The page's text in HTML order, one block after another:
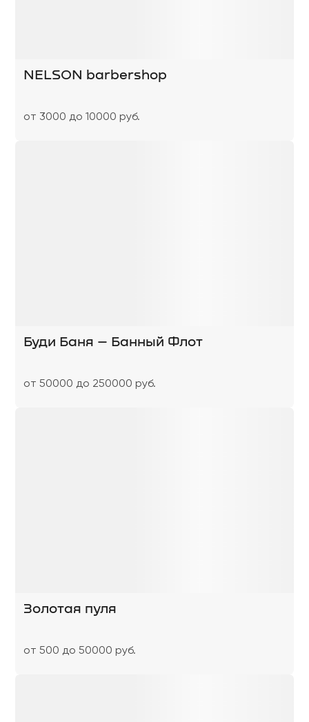
NELSON barbershop
от 3000 до 10000 руб.
Буди Баня – Банный Флот
от 50000 до 250000 руб.
Золотая пуля
от 500 до 50000 руб.